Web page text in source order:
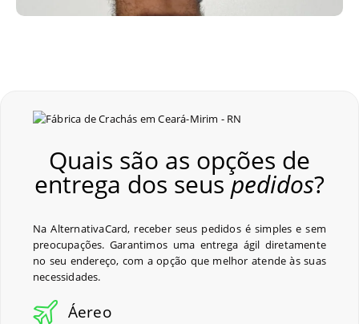
Quais são as opções de
entrega dos seuspedidos?
Na AlternativaCard, receber seus pedidos é simples e sem
preocupações. Garantimos uma entrega ágil diretamente
no seu endereço, com a opção que melhor atende às suas
necessidades.
Áereo